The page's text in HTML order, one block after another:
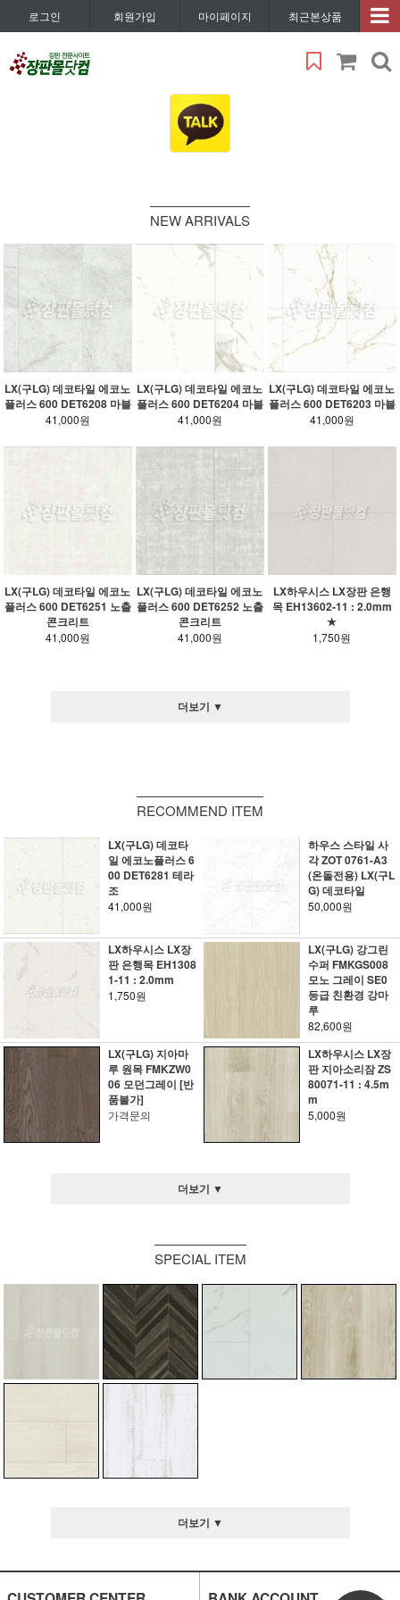
로그인 회원가입 마이페이지 최근본상품
NEW ARRIVALS
LX(구LG) 데코타일 에코노
플러스 600 DET6208 마블
41,000원
LX(구LG) 데코타일 에코노
플러스 600 DET6204 마블
41,000원
LX(구LG) 데코타일 에코노
플러스 600 DET6203 마블
41,000원
LX(구LG) 데코타일 에코노
플러스 600 DET6251 노출
콘크리트
41,000원
LX(구LG) 데코타일 에코노
플러스 600 DET6252 노출
콘크리트
41,000원
LX하우시스 LX장판 은행
목 EH13602-11 : 2.0mm
★
1,750원
더보기 ▼
RECOMMEND ITEM
LX(구LG) 데코타
일 에코노플러스 6
00 DET6281 테라
조
41,000원
하우스 스타일 사
각 ZOT 0761-A3
(온돌전용) LX(구L
G) 데코타일
50,000원
LX하우시스 LX장
판 은행목 EH1308
1-11 : 2.0mm
1,750원
LX(구LG) 강그린
수퍼 FMKGS008
모노 그레이 SE0
등급 친환경 강마
루
82,600원
LX(구LG) 지아마
루 원목 FMKZW0
06 모던그레이 [반
품불가]
가격문의
LX하우시스 LX장
판 지아소리잠 ZS
80071-11 : 4.5m
m
5,000원
더보기 ▼
SPECIAL ITEM
더보기 ▼